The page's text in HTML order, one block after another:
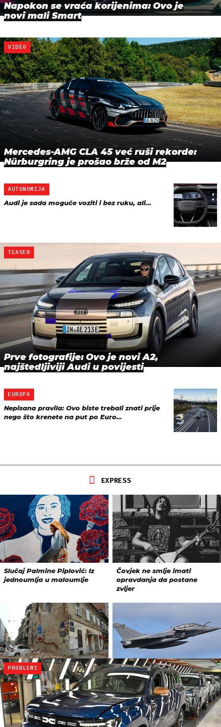
Napokon se vraća korijenima: Ovo je
novi mali Smart
VIDEO
Mercedes-AMG CLA 45 već ruši rekorde:
Nürburgring je prošao brže od M2
AUTONOMIJA
Audi je sada moguće voziti i bez ruku, ali...
TEASER
Prve fotografije: Ovo je novi A2,
najštedljiviji Audi u povijesti
EUROPA
Nepisana pravila: Ovo biste trebali znati prije
nego što krenete na put po Euro…
PROBLEMI